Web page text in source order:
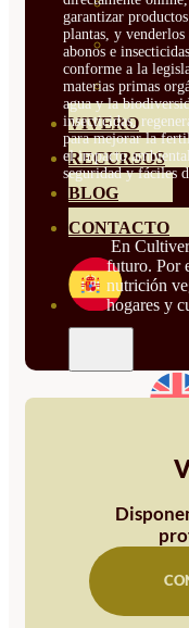
VIVERO
RECURSOS
BLOG
CONTACTO
garantizar
plantas, y
abonos e
conforme a la
materias primas
agua y la
insecticidas,
para mejorar la
el impacto
seguridad y fáciles
En
futuro. Por
nutrición
hogares y